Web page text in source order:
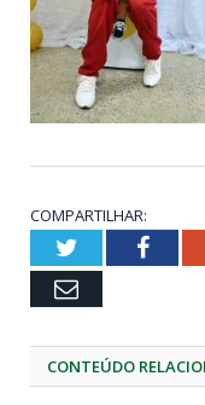
COMPARTILHAR:
Twitter
Email
CONTEÚDO